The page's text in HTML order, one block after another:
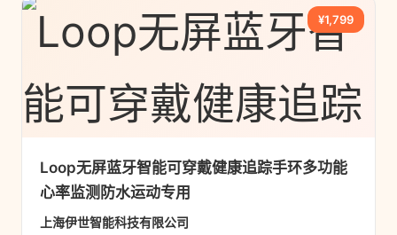
¥1,799
Loop无屏蓝牙智能可穿戴健康追踪手环多功能
心率监测防水运动专用
上海伊世智能科技有限公司